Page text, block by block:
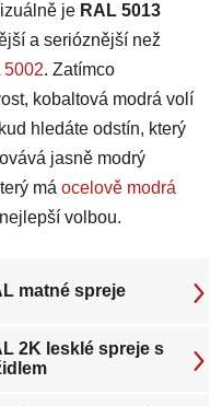
je RAL 5013
a serióznější než
5002. Zatímco
kobaltová modrá volí
hledáte odstín, který
jasně modrý
má ocelově modrá
volbou.
matné spreje
2K lesklé spreje s